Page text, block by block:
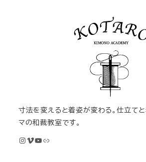
寸法を変えると着姿が変わる。仕立て
マの和裁教室です。
InstagramVimeo YouTube M KIMONOオンライン和裁教室